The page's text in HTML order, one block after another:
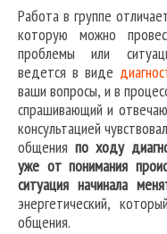
Работа в группе
которую можно
проблемы или
ведется в виде
ваши вопросы, и в
спрашивающий и
консультацией
общения по ходу
уже от понимания
ситуация начинала
энергетический,
общения.